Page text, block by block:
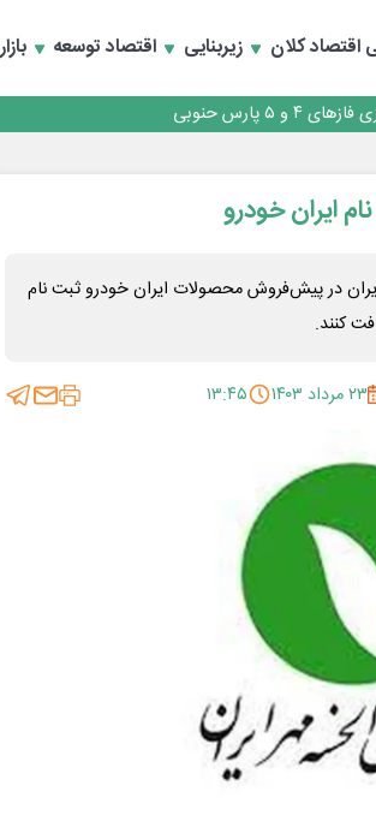
اقتصاد کلان زیربنایی اقتصاد توسعهشلمچه توسط شهرداری منطقه یک
پارس حنوبی
شلمچه توسط شهرداری منطقه یک
در مسیر توسعه تجارت و همگرایی منطقه‌ای
در پیش‌فروش محصولات ایران خودرو ثبت نام
۲۳ مرداد ۱۴۰۳ ۱۳:۴۵